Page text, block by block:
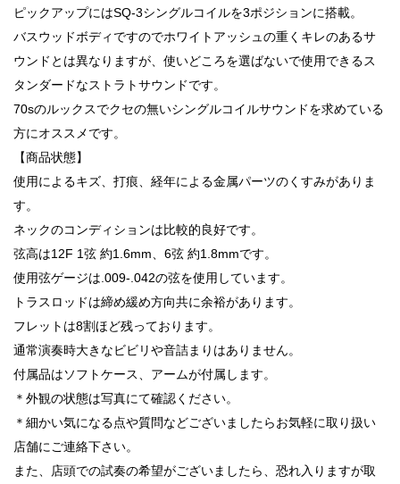
ピックアップにはSQ-3シングルコイルを3ポジションに搭載。
バスウッドボディですのでホワイトアッシュの重くキレのあるサ
ウンドとは異なりますが、使いどころを選ばないで使用できるス
タンダードなストラトサウンドです。
70sのルックスでクセの無いシングルコイルサウンドを求めている
方にオススメです。
【商品状態】
使用によるキズ、打痕、経年による金属パーツのくすみがありま
す。
ネックのコンディションは比較的良好です。
弦高は12F 1弦 約1.6mm、6弦 約1.8mmです。
使用弦ゲージは.009-.042の弦を使用しています。
トラスロッドは締め緩め方向共に余裕があります。
フレットは8割ほど残っております。
通常演奏時大きなビビリや音詰まりはありません。
付属品はソフトケース、アームが付属します。
＊外観の状態は写真にて確認ください。
＊細かい気になる点や質問などございましたらお気軽に取り扱い
店舗にご連絡下さい。
また、店頭での試奏の希望がございましたら、恐れ入りますが取